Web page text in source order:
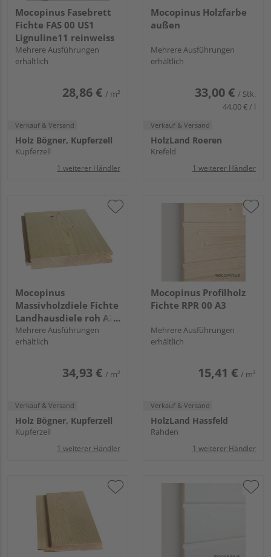
Mocopinus Fasebrett
Fichte FAS 00 US1
Lignuline11 reinweiss
Mehrere Ausführungen
erhältlich
28,86 € / m²
Verkauf & Versand
Holz Bögner, Kupferzell
Kupferzell
1 weiterer Händler
Mocopinus Holzfarbe
außen
Mehrere Ausführungen
erhältlich
33,00 € / Stk.
44,00 € / l
Verkauf & Versand
HolzLand Roeren
Krefeld
1 weiterer Händler
Mocopinus
Massivholzdiele Fichte
Landhausdiele roh A2
FBF 00
Mehrere Ausführungen
erhältlich
34,93 € / m²
Verkauf & Versand
Holz Bögner, Kupferzell
Kupferzell
1 weiterer Händler
Mocopinus Profilholz
Fichte RPR 00 A3
Mehrere Ausführungen
erhältlich
15,41 € / m²
Verkauf & Versand
HolzLand Hassfeld
Rahden
1 weiterer Händler